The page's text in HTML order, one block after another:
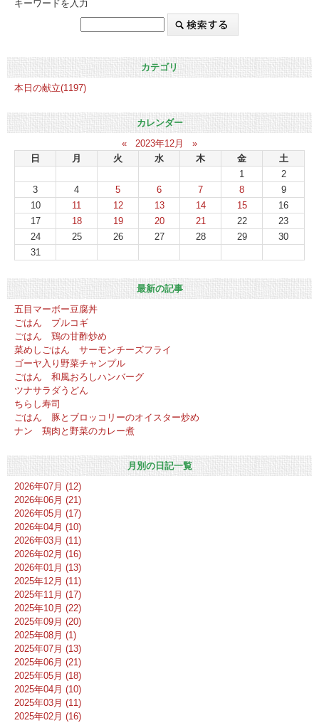
キーワードを入力
カテゴリ
本日の献立(1197)
カレンダー
«
2023年12月
»
日
月 火 水 木 金
土
1
2
3
4 5 6 7 8
9
10
11 12 13 14 15
16
17
18 19 20 21 22
23
24
25 26 27 28 29
30
31
最新の記事
五目マーボー豆腐丼
ごはん プルコギ
ごはん 鶏の甘酢炒め
菜めしごはん サーモンチーズフライ
ゴーヤ入り野菜チャンプル
ごはん 和風おろしハンバーグ
ツナサラダうどん
ちらし寿司
ごはん 豚とブロッコリーのオイスター炒め
ナン 鶏肉と野菜のカレー煮
月別の日記一覧
2026年07月 (12)
2026年06月 (21)
2026年05月 (17)
2026年04月 (10)
2026年03月 (11)
2026年02月 (16)
2026年01月 (13)
2025年12月 (11)
2025年11月 (17)
2025年10月 (22)
2025年09月 (20)
2025年08月 (1)
2025年07月 (13)
2025年06月 (21)
2025年05月 (18)
2025年04月 (10)
2025年03月 (11)
2025年02月 (16)